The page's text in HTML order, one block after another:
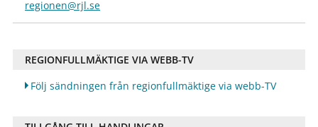
regionen@rjl.se
REGIONFULLMÄKTIGE VIA WEBB-TV
Följ sändningen från regionfullmäktige via webb-TV